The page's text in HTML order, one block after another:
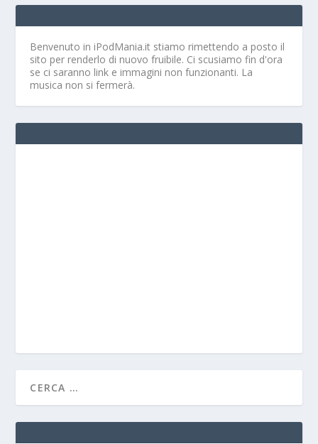
Benvenuto in iPodMania.it stiamo rimettendo a posto il
sito per renderlo di nuovo fruibile. Ci scusiamo fin d'ora
se ci saranno link e immagini non funzionanti. La
musica non si fermerà.